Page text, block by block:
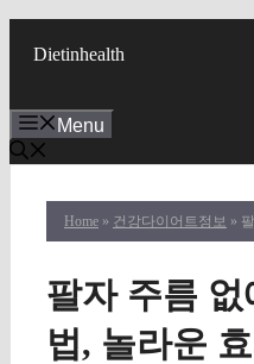
Dietinhealth
Menu
Home » 건강다이어트정보 » 팔
팔자 주름
법, 놀라운